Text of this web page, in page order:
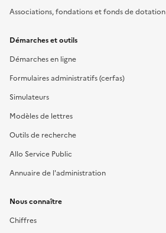
Associations, fondations et fonds de dotation
Démarches et outils
Démarches en ligne
Formulaires administratifs (cerfas)
Simulateurs
Modèles de lettres
Outils de recherche
Allo Service Public
Annuaire de l'administration
Nous connaître
Chiffres